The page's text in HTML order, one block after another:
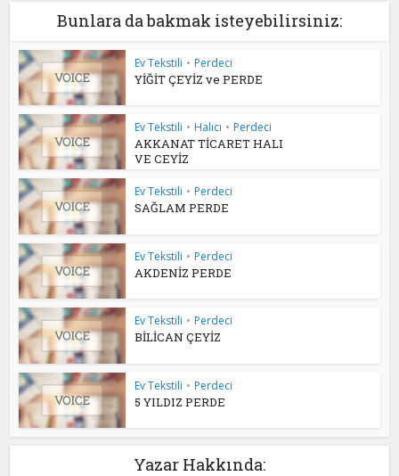
Bunlara da bakmak isteyebilirsiniz:
Ev Tekstili • Perdeci
YİĞİT ÇEYİZ ve PERDE
Ev Tekstili • Halıcı • Perdeci
AKKANAT TİCARET HALI
VE CEYİZ
Ev Tekstili • Perdeci
SAĞLAM PERDE
Ev Tekstili • Perdeci
AKDENİZ PERDE
Ev Tekstili • Perdeci
BİLİCAN ÇEYİZ
Ev Tekstili • Perdeci
5 YILDIZ PERDE
Yazar Hakkında: